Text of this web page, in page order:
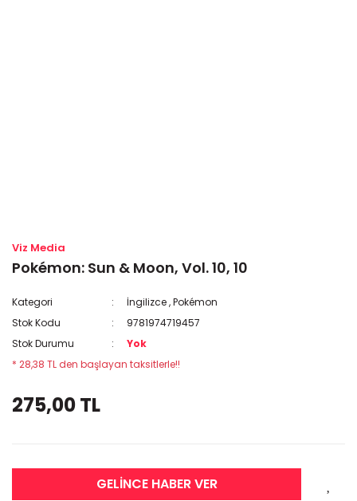
Viz Media
Pokémon: Sun & Moon, Vol. 10, 10
Kategori İngilizce,Pokémon
Stok Kodu
9781974719457
Stok Durumu
Yok
* 28,38 TL den başlayan taksitlerle!!
275,00 TL
GELİNCE HABER VER